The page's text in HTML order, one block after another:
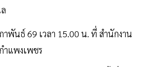
พันธ์ 69 เวลา 15.00 น. ที่ สำนักงาน
ำแพงเพชร